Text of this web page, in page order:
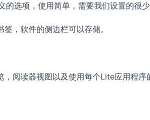
选项，使用简单，需要我们设置的很少
，软件的侧边栏可以存储。
阅读器视图以及使用每个Lite应用程